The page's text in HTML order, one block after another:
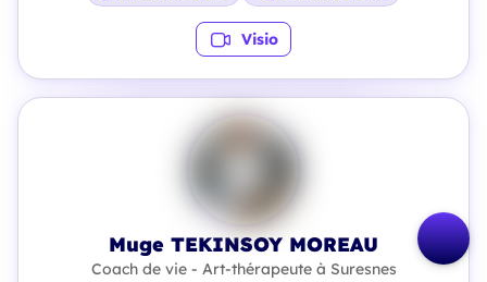
Visio
Muge TEKINSOY MOREAU
Coach de vie - Art-thérapeute à Suresnes